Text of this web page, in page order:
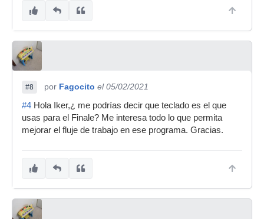
#8 por Fagocito el 05/02/2021
#4 Hola Iker,¿ me podrías decir que teclado es el que
usas para el Finale? Me interesa todo lo que permita
mejorar el fluje de trabajo en ese programa. Gracias.